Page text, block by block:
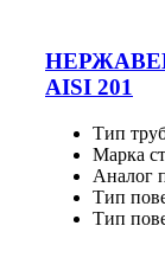
AISI 201
Тип
Марка
Аналог
Тип
Тип